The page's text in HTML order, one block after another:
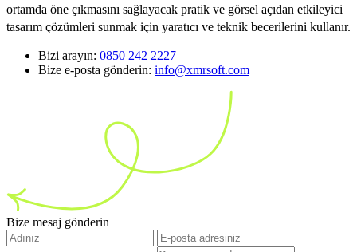
ortamda öne çıkmasını sağlayacak pratik ve görsel açıdan etkileyici
tasarım çözümleri sunmak için yaratıcı ve teknik becerilerini kullanır.
Bizi arayın: 0850 242 2227
Bize e-posta gönderin: info@xmrsoft.com
Bize mesaj gönderin